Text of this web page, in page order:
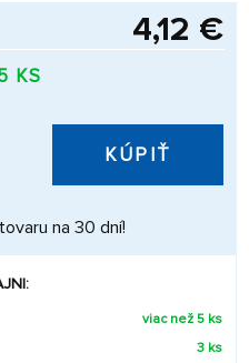
4,12 €
KS
KÚPIŤ
na 30 dní!
viac než 5 ks
3 ks